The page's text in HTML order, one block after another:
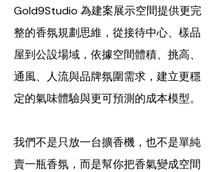
Gold9Studio 為建案展示空間提供更完
整的香氛規劃思維，從接待中心、樣品
屋到公設場域，依據空間體積、挑高、
通風、人流與品牌氛圍需求，建立更穩
定的氣味體驗與更可預測的成本模型。
我們不是只放一台擴香機，也不是單純
賣一瓶香氛，而是幫你把香氣變成空間